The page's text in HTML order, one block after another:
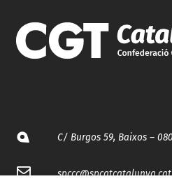
C/ Burgos 59, Baixos –
spccc@spcgtcatalunya.cat